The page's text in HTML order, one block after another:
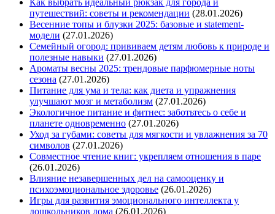
путешествий: советы и рекомендации (28.01.2026)
Весенние топы и блузки 2025: базовые и statement-
модели (27.01.2026)
Семейный огород: прививаем детям любовь к природе и
полезные навыки (27.01.2026)
Ароматы весны 2025: трендовые парфюмерные ноты
сезона (27.01.2026)
Питание для ума и тела: как диета и упражнения
улучшают мозг и метаболизм (27.01.2026)
Экологичное питание и фитнес: заботьтесь о себе и
планете одновременно (27.01.2026)
Уход за губами: советы для мягкости и увлажнения за 70
символов (27.01.2026)
Совместное чтение книг: укрепляем отношения в паре
(26.01.2026)
Влияние незавершенных дел на самооценку и
психоэмоциональное здоровье (26.01.2026)
Игры для развития эмоционального интеллекта у
дошкольников дома (26.01.2026)